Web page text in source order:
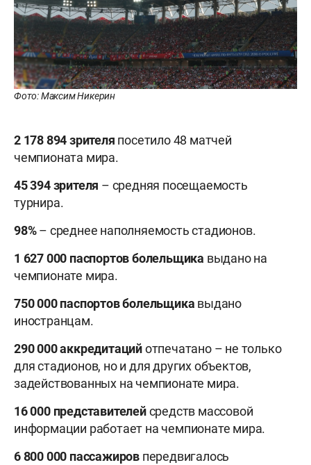
Фото: Максим Никерин
2 178 894 зрителя посетило 48 матчей
чемпионата мира.
45 394 зрителя – средняя посещаемость
турнира.
98%– среднее наполняемость стадионов.
1 627 000 паспортов болельщика выдано на
чемпионате мира.
750 000 паспортов болельщика выдано
иностранцам.
290 000 аккредитацийотпечатано – не только
для стадионов, но и для других объектов,
задействованных на чемпионате мира.
16 000 представителейсредств массовой
информации работает на чемпионате мира.
6 800 000 пассажиров передвигалось